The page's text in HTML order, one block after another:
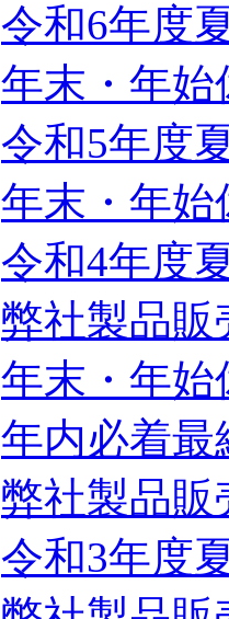
令和6年度
年末・年
令和5年度
年末・年
令和4年度
弊社製品
年末・年
年内必着
弊社製品
令和3年度